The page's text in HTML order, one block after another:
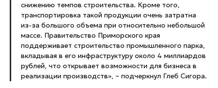
снижению темпов строительства. Кроме того,
транспортировка такой продукции очень затратна
из-за большого объема при относительно небольшой
массе. Правительство Приморского края
поддерживает строительство промышленного парка,
вкладывая в его инфраструктуру около 4 миллиардов
рублей, что открывает возможности для бизнеса в
реализации производств», – подчеркнул Глеб Сигора.